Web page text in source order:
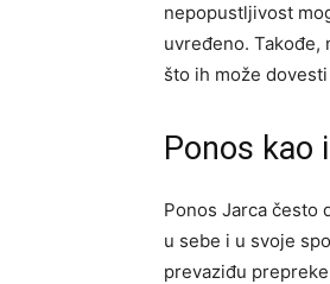
nepopustljivost
uvređeno. Takođe,
što ih može
Ponos kao
Ponos Jarca često
u sebe i u svoje
prevaziđu